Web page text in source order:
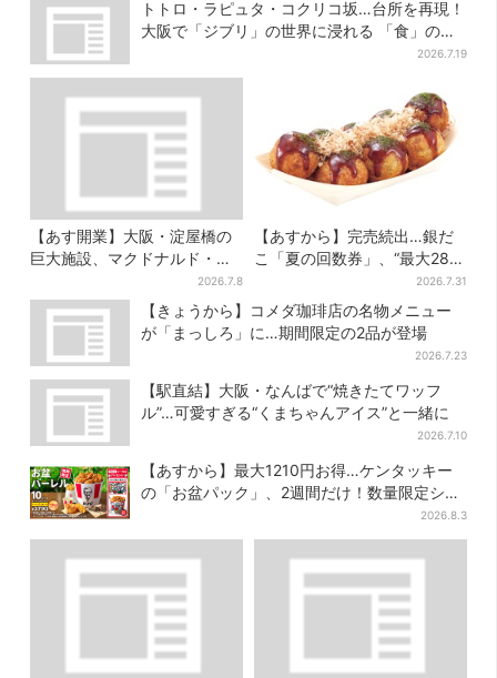
トトロ・ラピュタ・コクリコ坂…台所を再現！
大阪で「ジブリ」の世界に浸れる 「食」の展
2026.7.19
【あす開業】大阪・淀屋橋の
巨大施設、マクドナルド・鶴
丸うどん…グルメ充実！“500
円前後ランチ”も叶う
2026.7.8
【あすから】完売続出…銀だ
こ「夏の回数券」、“最大2811
2026.7.31
【きょうから】コメダ珈琲店の名物メニュー
が「まっしろ」に…期間限定の2品が登場
2026.7.23
【駅直結】大阪・なんばで“焼きたてワッフ
ル”…可愛すぎる“くまちゃんアイス”と一緒に
2026.7.10
【あすから】最大1210円お得…ケンタッキー
の「お盆パック」、2週間だけ！数量限定シー
2026.8.3